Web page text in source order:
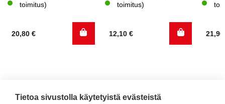
toimitus)
20,80 €
toimitus)
12,10 €
Tietoa sivustolla käytetyistä evästeistä